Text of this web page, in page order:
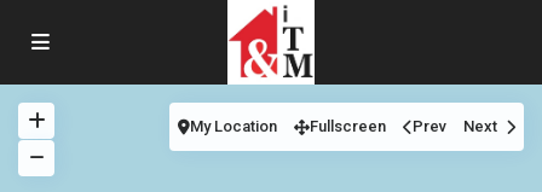
My Location Fullscreen Prev Next